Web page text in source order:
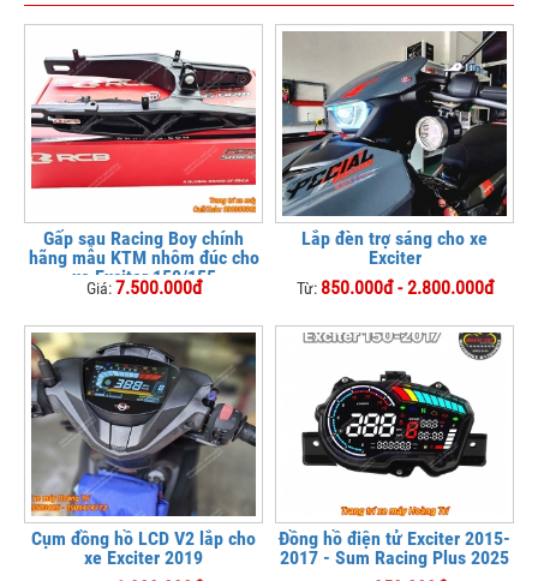
Gấp sau Racing Boy chính
hãng mẫu KTM nhôm đúc cho
xe Exciter 150/155
Giá:7.500.000đ
Lắp đèn trợ sáng cho xe
Exciter
Từ: 850.000đ - 2.800.000đ
Cụm đồng hồ LCD V2 lắp cho
xe Exciter 2019
Đồng hồ điện tử Exciter 2015-
2017 - Sum Racing Plus 2025